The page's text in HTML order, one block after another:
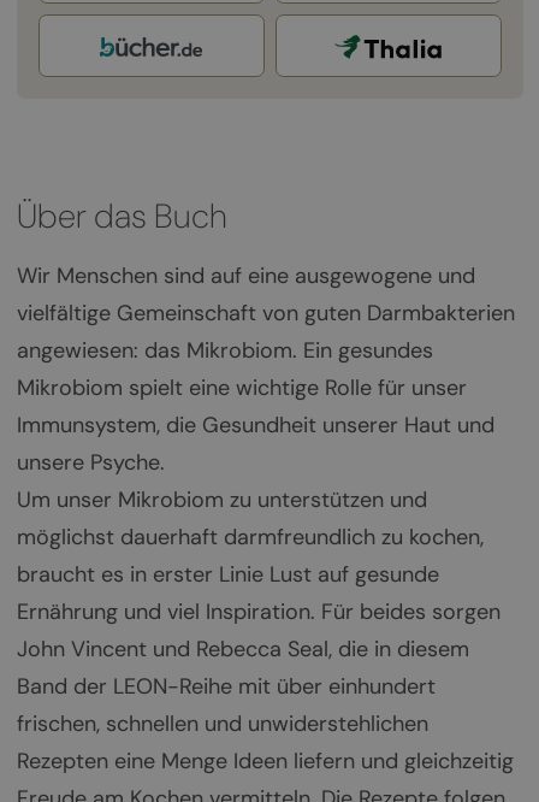
Über das Buch
Wir Menschen sind auf eine ausgewogene und
vielfältige Gemeinschaft von guten Darmbakterien
angewiesen: das Mikrobiom. Ein gesundes
Mikrobiom spielt eine wichtige Rolle für unser
Immunsystem, die Gesundheit unserer Haut und
unsere Psyche.
Um unser Mikrobiom zu unterstützen und
möglichst dauerhaft darmfreundlich zu kochen,
braucht es in erster Linie Lust auf gesunde
Ernährung und viel Inspiration. Für beides sorgen
John Vincent und Rebecca Seal, die in diesem
Band der LEON-Reihe mit über einhundert
frischen, schnellen und unwiderstehlichen
Rezepten eine Menge Ideen liefern und gleichzeitig